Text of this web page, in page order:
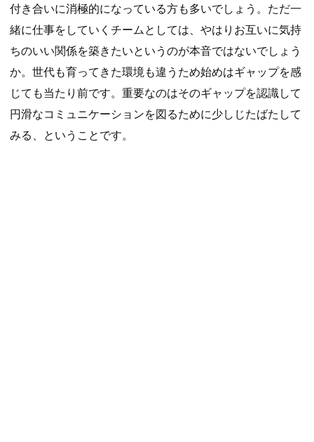
付き合いに消極的になっている方も多いでしょう。ただ一
緒に仕事をしていくチームとしては、やはりお互いに気持
ちのいい関係を築きたいというのが本音ではないでしょう
か。世代も育ってきた環境も違うため始めはギャップを感
じても当たり前です。重要なのはそのギャップを認識して
円滑なコミュニケーションを図るために少しじたばたして
みる、ということです。